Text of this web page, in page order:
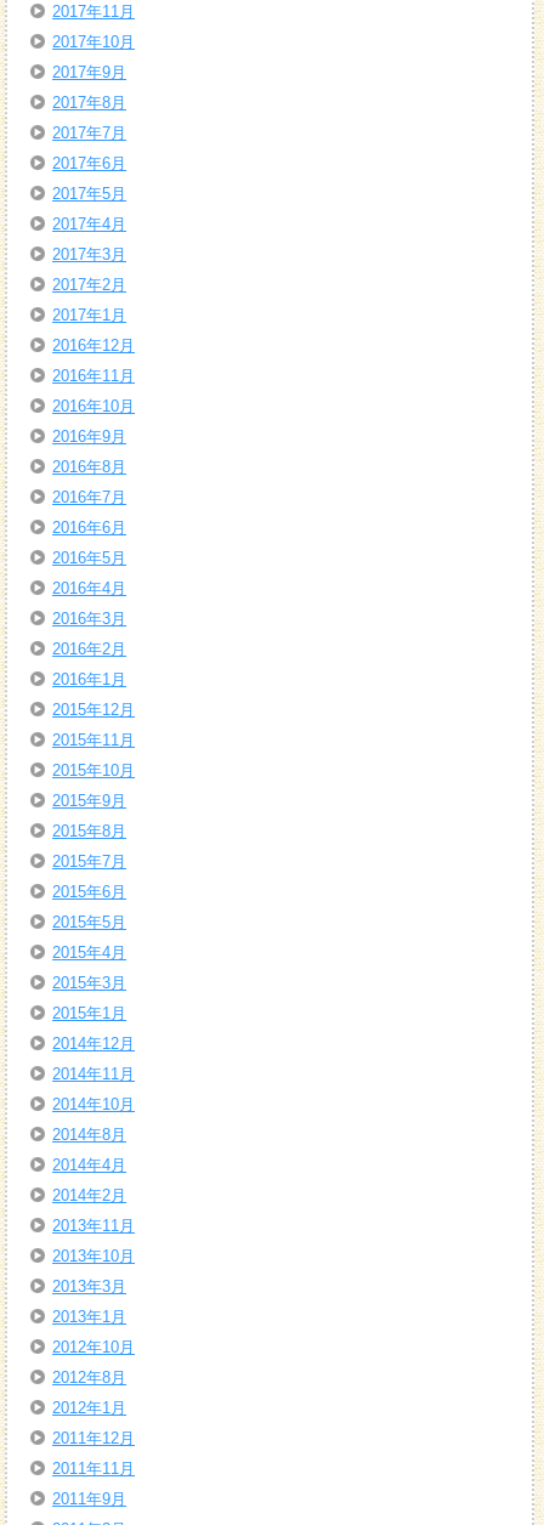
2017年11月
2017年10月
2017年9月
2017年8月
2017年7月
2017年6月
2017年5月
2017年4月
2017年3月
2017年2月
2017年1月
2016年12月
2016年11月
2016年10月
2016年9月
2016年8月
2016年7月
2016年6月
2016年5月
2016年4月
2016年3月
2016年2月
2016年1月
2015年12月
2015年11月
2015年10月
2015年9月
2015年8月
2015年7月
2015年6月
2015年5月
2015年4月
2015年3月
2015年1月
2014年12月
2014年11月
2014年10月
2014年8月
2014年4月
2014年2月
2013年11月
2013年10月
2013年3月
2013年1月
2012年10月
2012年8月
2012年1月
2011年12月
2011年11月
2011年9月